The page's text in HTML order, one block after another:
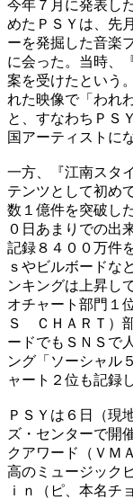
今年７月に発表し
めたＰＳＹは、先
ーを発掘した音楽
に会った。当時、
案を受けたという
れた映像で「われ
と、すなわちＰＳ
国アーティストに
一方、『江南スタ
テンツとして初め
数１億件を突破し
０日あまりでの出
記録８４００万件
ｓやビルボードな
ンキングは上昇し
オチャート部門１
Ｓ ＣＨＡＲＴ）
ードでもＳＮＳで
ング「ソーシャル
ャート２位も記録
ＰＳＹは６日（現
ズ・センターで開
クアワード（ＶＭ
高のミュージック
ｉｎ（ピ、本名チ